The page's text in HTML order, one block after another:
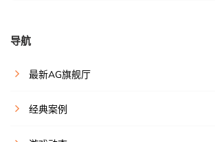
导航
最新AG旗舰厅
经典案例